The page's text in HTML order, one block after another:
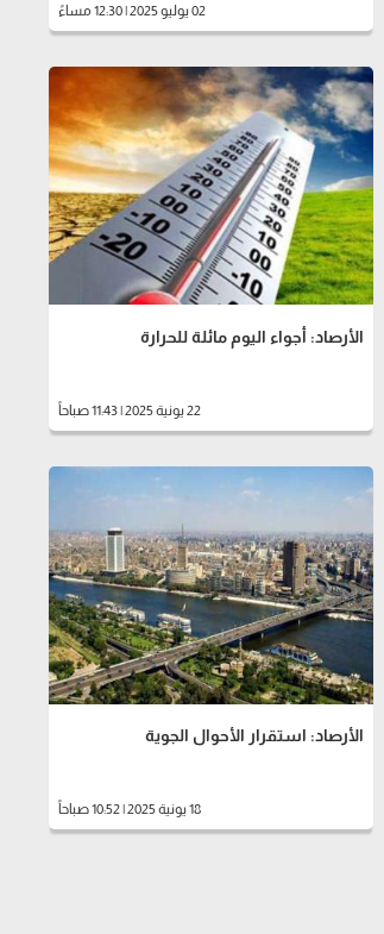
02 يوليو 2025 | 12:30 مساءً
الأرصاد: أجواء اليوم مائلة للحرارة
22 يونية 2025 | 11:43 صباحاً
الأرصاد: استقرار الأحوال الجوية
18 يونية 2025 | 10:52 صباحاً